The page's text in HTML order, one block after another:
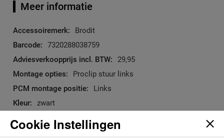
Meer informatie
Meer
informatie
Brodit
7320288038759
29,95
Proclip stuur links
Links
zwart
Bij het tabblad Compatibility
Cookie Instellingen